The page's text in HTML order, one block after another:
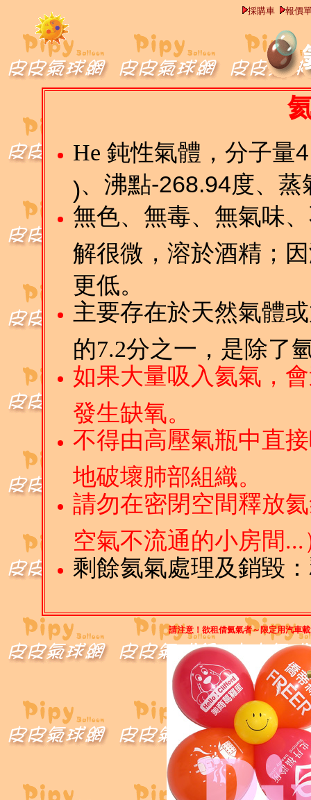
採購車 報價
He 鈍性氣體，分子量
)、沸點-268.94度、蒸
無色、無毒、無氣味
解很微，溶於酒精；
更低。
主要存在於天然氣體
的7.2分之一，是除了
如果大量吸入氦氣，
發生缺氧。
不得由高壓氣瓶中直
地破壞肺部組織。
請勿在密閉空間釋放
空氣不流通的小房間...
剩餘氦氣處理及銷毀
請注意！欲租借氦氣者～限定用汽車